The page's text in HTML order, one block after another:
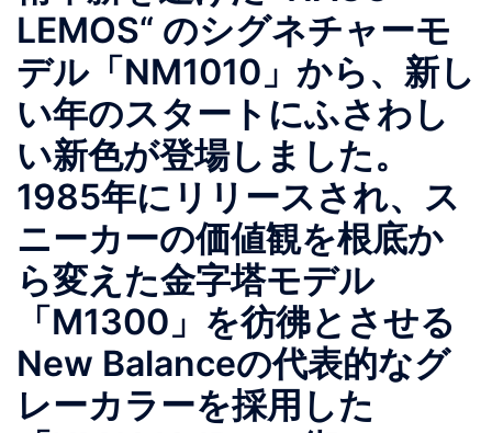
LEMOS“ のシグネチャーモ
デル「NM1010」から、新し
い年のスタートにふさわし
い新色が登場しました。
1985年にリリースされ、ス
ニーカーの価値観を根底か
ら変えた金字塔モデル
「M1300」を彷彿とさせる
New Balanceの代表的なグ
レーカラーを採用した